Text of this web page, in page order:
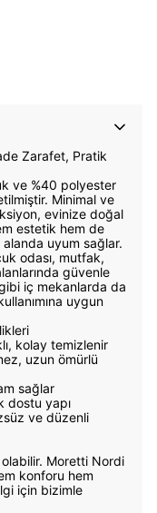
Zarafet, Pratik
ve %40 polyester
Minimal ve
evinize doğal
estetik hem de
alanda uyum sağlar.
odası, mutfak,
güvenle
iç mekanlarda da
uygun
kolay temizlenir
uzun ömürlü
sağlar
dostu yapı
ve düzenli
Moretti Nordi
konforu hem
için bizimle